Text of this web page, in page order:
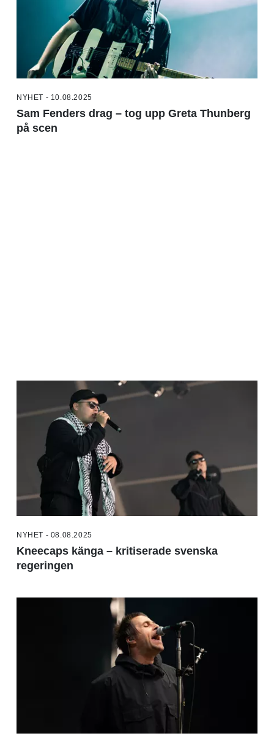
NYHET - 10.08.2025
Sam Fenders drag – tog upp Greta Thunberg
på scen
NYHET - 08.08.2025
Kneecaps känga – kritiserade svenska
regeringen